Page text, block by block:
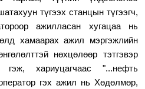
түгээх станцын түгээгч,
ажилласан хугацаа нь
хамаарах ажил мэргэжлийн
нөхцөлөөр тэтгэвэр
хариуцагчаас "...нефть
гэх ажил нь Хөдөлмөр,